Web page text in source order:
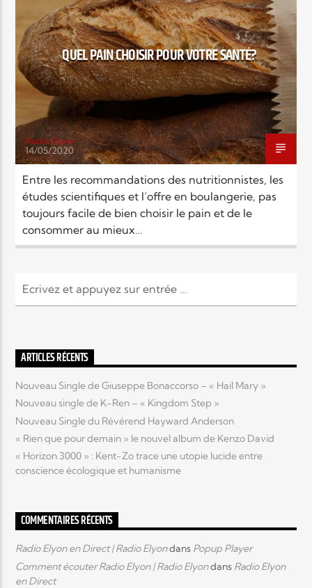
TITRE
ARTISTE
Radio Elyon
Elyon Rhema
Elyon Hits
Elyon Live
Elyon Kids
QUEL PAIN CHOISIR POUR VOTRE SANTÉ?
Radio Elyon
14/05/2020
Entre les recommandations des nutritionnistes, les
études scientifiques et l’offre en boulangerie, pas
toujours facile de bien choisir le pain et de le
consommer au mieux…
ARTICLES RÉCENTS
Nouveau Single de Giuseppe Bonaccorso – « Hail Mary »
Nouveau single de K-Ren – « Kingdom Step »
Nouveau Single du Révérend Hayward Anderson
« Rien que pour demain » le nouvel album de Kenzo David
« Horizon 3000 » : Kent-Zo trace une utopie lucide entre
conscience écologique et humanisme
COMMENTAIRES RÉCENTS
Radio Elyon en Direct | Radio Elyondans Popup Player
Comment écouter Radio Elyon | Radio Elyondans Radio Elyon
en Direct